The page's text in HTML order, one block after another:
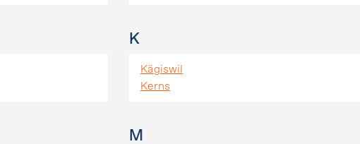
K
Kägiswil
Kerns
M